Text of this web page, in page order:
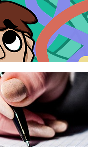
i wróć